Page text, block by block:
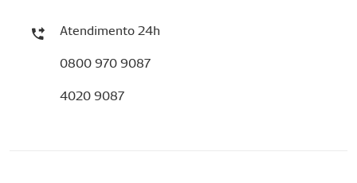
Atendimento 24h
0800 970 9087
4020 9087